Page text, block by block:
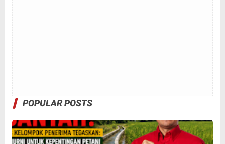
POPULAR POSTS